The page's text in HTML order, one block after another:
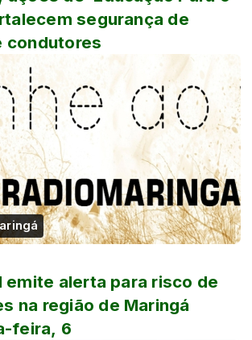
segurança de
condutores
emite alerta para risco de
na região de Maringá
feira, 6